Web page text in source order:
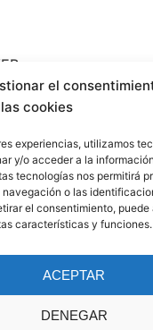
el
cookies
experiencias, utilizamos
y/o acceder a la
tecnologías nos permitirá
o las
el consentimiento,
características y funciones.
ACEPTAR
DENEGAR